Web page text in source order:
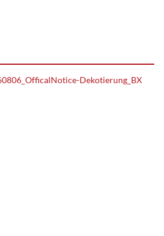
Dekotierung_BX